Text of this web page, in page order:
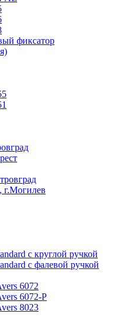
фиксатор
с круглой ручкой
с фалевой ручкой
6072
6072-P
8023